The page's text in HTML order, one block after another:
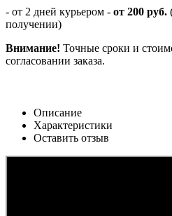
- от 2 дней курьером - от 200 руб.
получении)
Внимание! Точные сроки и
согласовании заказа.
Описание
Характеристики
Оставить отзыв